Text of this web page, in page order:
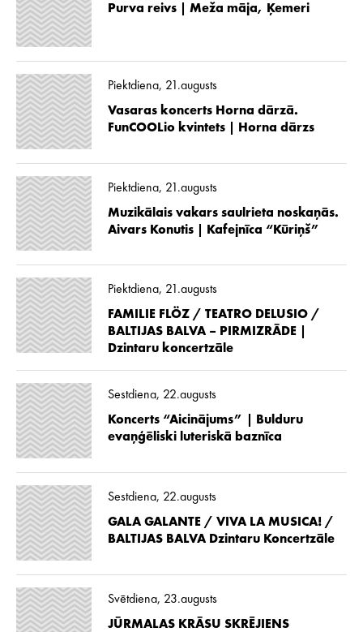
Purva reivs | Meža māja, Ķemeri
Piektdiena, 21.augusts
Vasaras koncerts Horna dārzā.
FunCOOLio kvintets | Horna dārzs
Piektdiena, 21.augusts
Muzikālais vakars saulrieta noskaņās.
Aivars Konutis | Kafejnīca “Kūriņš”
Piektdiena, 21.augusts
FAMILIE FLÖZ / TEATRO DELUSIO /
BALTIJAS BALVA – PIRMIZRĀDE |
Dzintaru koncertzāle
Sestdiena, 22.augusts
Koncerts “Aicinājums” | Bulduru
evaņģēliski luteriskā baznīca
Sestdiena, 22.augusts
GALA GALANTE / VIVA LA MUSICA! /
BALTIJAS BALVA Dzintaru Koncertzāle
Svētdiena, 23.augusts
JŪRMALAS KRĀSU SKRĒJIENS